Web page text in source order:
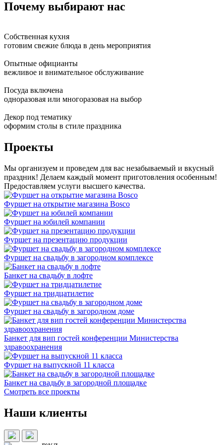
Почему выбирают нас
Собственная кухня
готовим свежие блюда в день мероприятия
Опытные официанты
вежливое и внимательное обслуживание
Посуда включена
одноразовая или многоразовая на выбор
Декор под тематику
оформим столы в стиле праздника
Проекты
Мы организуем и проведем для вас незабываемый и вкусный
праздник! Делаем каждый момент приготовления особенным!
Предоставляем услуги высшего качества.
Фуршет на открытие магазина Bosco
Фуршет на юбилей компании
Фуршет на презентацию продукции
Фуршет на свадьбу в загородном комплексе
Банкет на свадьбу в лофте
Фуршет на тридцатилетие
Фуршет на свадьбу в загородном доме
Банкет для вип гостей конференции Министерства
здравоохранения
Фуршет на выпускной 11 класса
Банкет на свадьбу в загородной площадке
Смотреть все проекты
Наши клиенты